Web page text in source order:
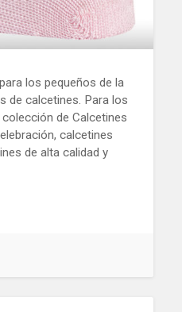
los pequeños de la
de calcetines. Para los
de Calcetines
calcetines
de alta calidad y